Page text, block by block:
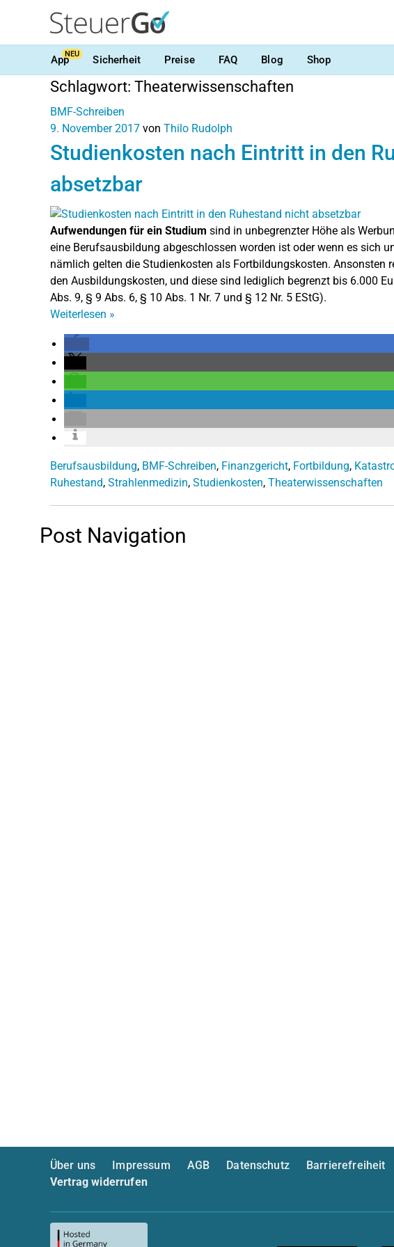
AppNEU Sicherheit Preise FAQ Blog Shop
Schlagwort: Theaterwissenschaften
BMF-Schreiben
9. November 2017 von Thilo Rudolph
Studienkosten nach Eintritt in den
absetzbar
Aufwendungen für ein Studium sind in unbegrenzter Höhe als
eine Berufsausbildung abgeschlossen worden ist oder wenn es sich
nämlich gelten die Studienkosten als Fortbildungskosten. Ansonsten
den Ausbildungskosten, und diese sind lediglich begrenzt bis 6.000
Abs. 9, § 9 Abs. 6, § 10 Abs. 1 Nr. 7 und § 12 Nr. 5 EStG).
Weiterlesen »
Berufsausbildung, BMF-Schreiben, Finanzgericht, Fortbildung,
Ruhestand, Strahlenmedizin, Studienkosten, Theaterwissenschaften
Post Navigation
Über uns Impressum AGB Datenschutz Barrierefreiheit
Vertrag widerrufen